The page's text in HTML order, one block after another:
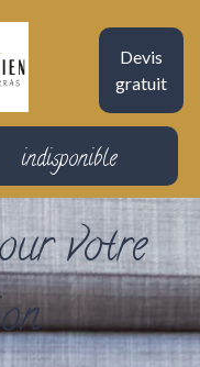
Devis
gratuit
indisponible
votre